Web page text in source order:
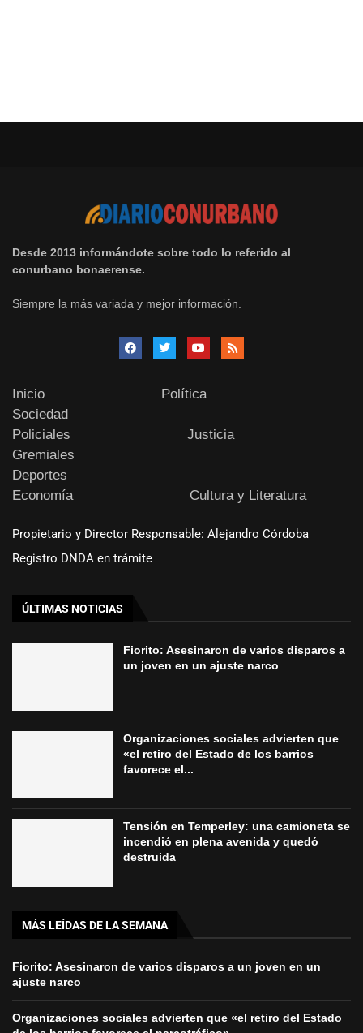
Desde 2013 informándote sobre todo lo referido al
conurbano bonaerense.
Siempre la más variada y mejor información.
Inicio
Política
Sociedad
Policiales
Justicia
Gremiales
Deportes
Economía
Cultura y Literatura
Propietario y Director Responsable: Alejandro Córdoba
Registro DNDA en trámite
ÚLTIMAS NOTICIAS
Fiorito: Asesinaron de varios disparos a
un joven en un ajuste narco
Organizaciones sociales advierten que
«el retiro del Estado de los barrios
favorece el...
Tensión en Temperley: una camioneta se
incendió en plena avenida y quedó
destruida
MÁS LEÍDAS DE LA SEMANA
Fiorito: Asesinaron de varios disparos a un joven en un
ajuste narco
Organizaciones sociales advierten que «el retiro del Estado